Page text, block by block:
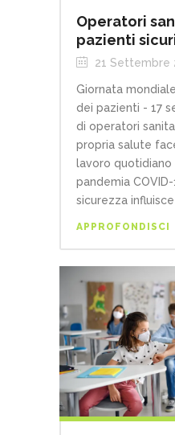
Operatori
pazienti
21 Settembre
Giornata
dei pazienti - 17
di operatori
propria salute
lavoro quotidiano
pandemia
sicurezza influisce
APPROFONDISCI